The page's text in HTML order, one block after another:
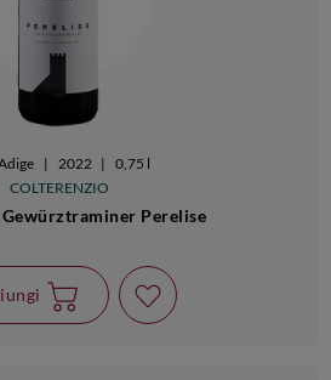
| 2022 | 0,75 l
COLTERENZIO
Perelise